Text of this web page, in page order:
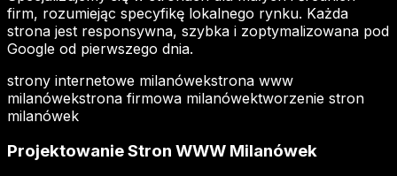
firm, rozumiejąc specyfikę lokalnego rynku. Każda
strona jest responsywna, szybka i zoptymalizowana pod
Google od pierwszego dnia.
strony internetowe milanówekstrona www
milanówekstrona firmowa milanówektworzenie stron
milanówek
Projektowanie Stron WWW Milanówek